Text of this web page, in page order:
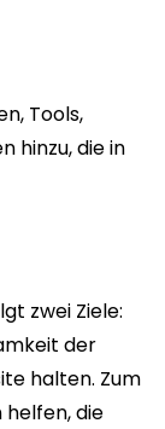
Tools,
hinzu, die in
zwei Ziele:
der
halten. Zum
die